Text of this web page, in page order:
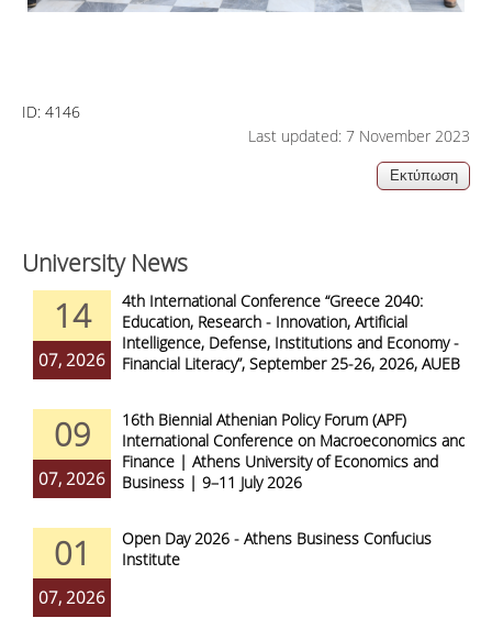
ID: 4146
Last updated: 7 November 2023
University News
14
07, 2026
4th International Conference “Greece 2040:
Education, Research - Innovation, Artificial
Intelligence, Defense, Institutions and Economy -
Financial Literacy”, September 25-26, 2026, AUEB
09
07, 2026
16th Biennial Athenian Policy Forum (APF)
International Conference on Macroeconomics and
Finance | Athens University of Economics and
Business | 9–11 July 2026
01
07, 2026
Open Day 2026 - Athens Business Confucius
Institute